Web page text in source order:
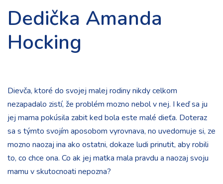
Dedička Amanda
Hocking
Dievča, ktoré do svojej malej rodiny nikdy celkom
nezapadalo zistí, že problém mozno nebol v nej. I keď sa ju
jej mama pokúsila zabit ked bola este malé dieťa. Doteraz
sa s týmto svojím aposobom vyrovnava, no uvedomuje si, ze
mozno naozaj ina ako ostatni, dokaze ludi prinutit, aby robili
to, co chce ona. Co ak jej matka mala pravdu a naozaj svoju
mamu v skutocnoati nepozna?